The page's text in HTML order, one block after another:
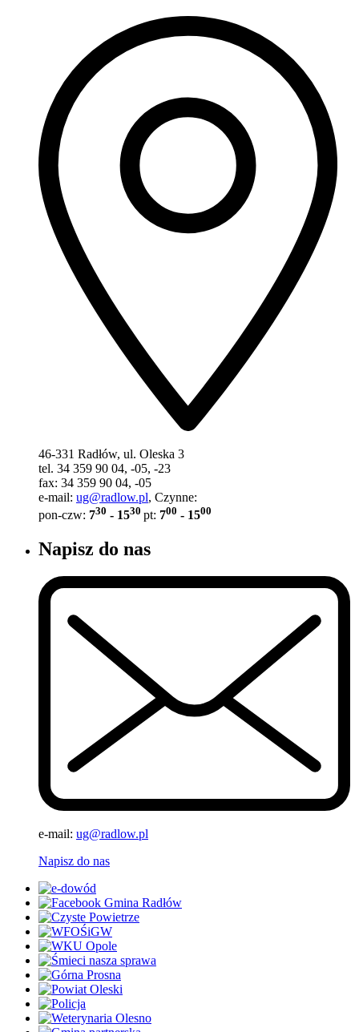
46-331 Radłów, ul. Oleska 3
tel. 34 359 90 04, -05, -23
fax: 34 359 90 04, -05
e-mail: ug@radlow.pl, Czynne:
pon-czw: 730 - 1530 pt: 700 - 1500
Napisz do nas
e-mail: ug@radlow.pl
Napisz do nas